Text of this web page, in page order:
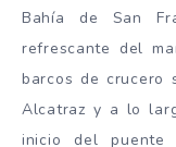
Bahía de San
refrescante del
barcos de crucero
Alcatraz y a lo
inicio del puente